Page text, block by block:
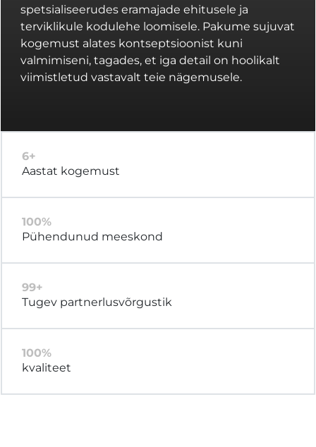
spetsialiseerudes eramajade ehitusele ja
terviklikule kodulehe loomisele. Pakume sujuvat
kogemust alates kontseptsioonist kuni
valmimiseni, tagades, et iga detail on hoolikalt
viimistletud vastavalt teie nägemusele.
6+
Aastat kogemust
100%
Pühendunud meeskond
99+
Tugev partnerlusvõrgustik
100%
kvaliteet